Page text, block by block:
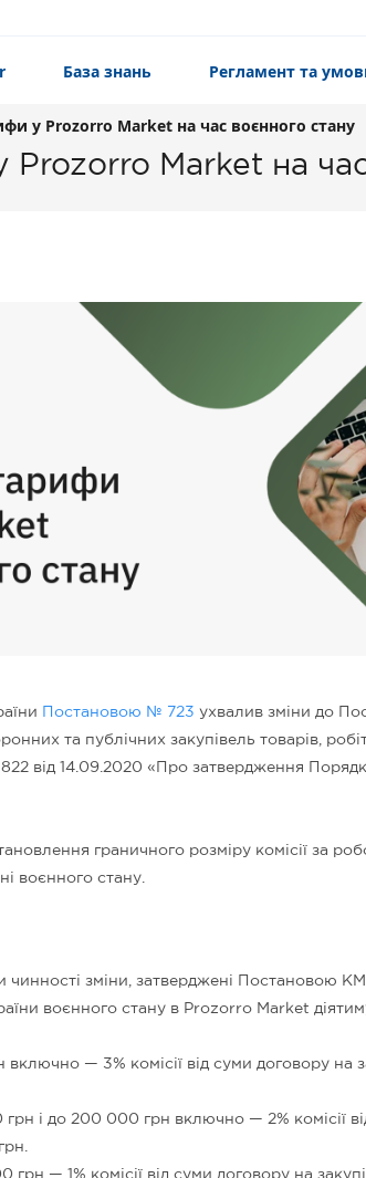
База знань Регламент та
у Prozorro Market на час воєнного стану
Prozorro Market на
Постановою № 723 ухвалив зміни до
та публічних закупівель товарів,
від 14.09.2020 «Про затвердження
граничного розміру комісії за
воєнного стану.
чинності зміни, затверджені Постановою
воєнного стану в Prozorro Market
— 3% комісії від суми договору на
і до 200 000 грн включно — 2% комісії
— 1% комісії від суми договору на